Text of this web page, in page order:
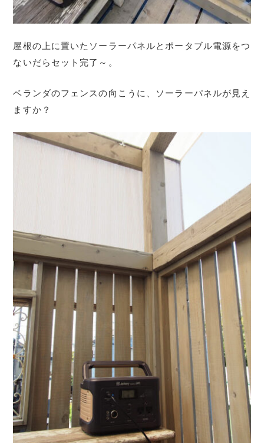
屋根の上に置いたソーラーパネルとポータブル電源をつ
ないだらセット完了～。
ベランダのフェンスの向こうに、ソーラーパネルが見え
ますか？